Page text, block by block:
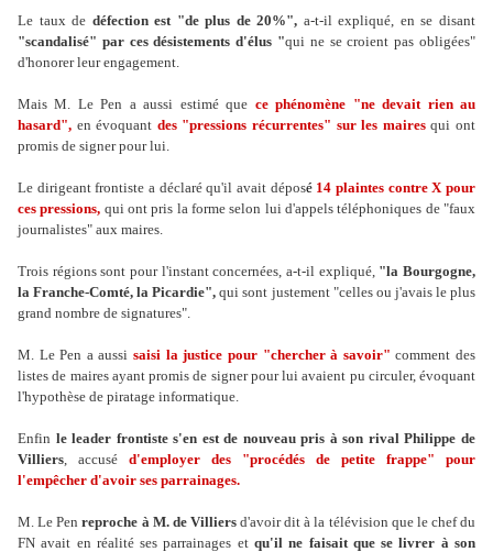
Le taux de défection est "de plus de 20%", a-t-il expliqué, en se disant
"scandalisé" par ces désistements d'élus "qui ne se croient pas obligées"
d'honorer leur engagement.
Mais M. Le Pen a aussi estimé que ce phénomène "ne devait rien au
hasard", en évoquant des "pressions récurrentes" sur les mairesqui ont
promis de signer pour lui.
Le dirigeant frontiste a déclaré qu'il avait déposé 14 plaintes contre X pour
ces pressions, qui ont pris la forme selon lui d'appels téléphoniques de "faux
journalistes" aux maires.
Trois régions sont pour l'instant concernées, a-t-il expliqué, "la Bourgogne,
la Franche-Comté, la Picardie", qui sont justement "celles ou j'avais le plus
grand nombre de signatures".
M. Le Pen a aussisaisi la justice pour "chercher à savoir" comment des
listes de maires ayant promis de signer pour lui avaient pu circuler, évoquant
l'hypothèse de piratage informatique.
Enfin le leader frontiste s'en est de nouveau pris à son rival Philippe de
Villiers, accusé d'employer des "procédés de petite frappe" pour
l'empêcher d'avoir ses parrainages.
M. Le Penreproche à M. de Villiersd'avoir dit à la télévision que le chef du
FN avait en réalité ses parrainages et qu'il ne faisait que se livrer à son